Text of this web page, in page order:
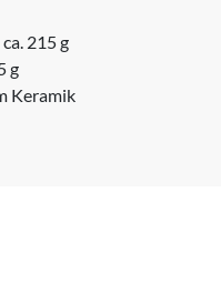
215 g
g
Keramik